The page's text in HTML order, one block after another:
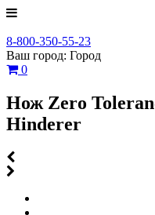
8-800-350-55-23
Ваш город: Город
0
Нож Zero
Hinderer